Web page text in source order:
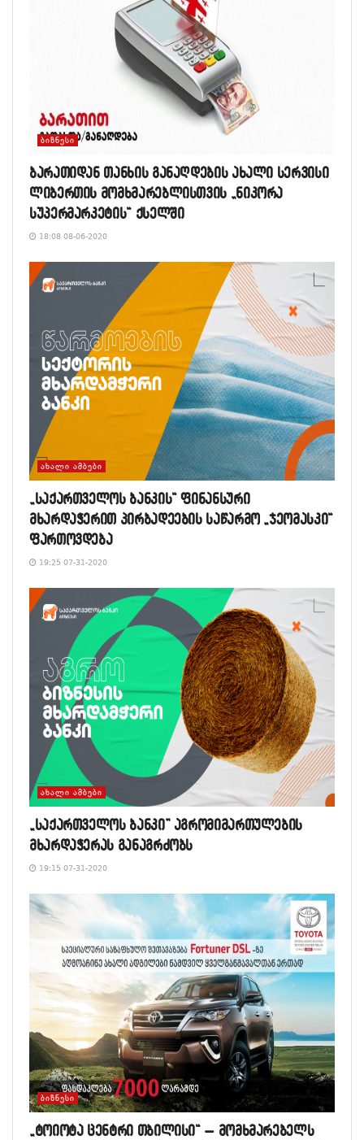
ᲑᲘᲖᲜᲔᲡᲘ
ბარათიდან თანხის განაღდების ახალი სერვისი
ლიბერთის მომხმარებლისთვის „ნიკორა
სუპერმარკეტის“ ქსელში
18:08 08-06-2020
ᲐᲮᲐᲚᲘ ᲐᲛᲑᲔᲑᲘ
„საქართველოს ბანკის“ ფინანსური
მხარდაჭერით პირბადეების საწარმო „ჯეომასკი“
ფართოვდება
19:25 07-31-2020
ᲐᲮᲐᲚᲘ ᲐᲛᲑᲔᲑᲘ
„საქართველოს ბანკი” აგრომიმართულების
მხარდაჭერას განაგრძობს
19:15 07-31-2020
ᲑᲘᲖᲜᲔᲡᲘ
„ტოიოტა ცენტრი თბილისი“ – მომხმარებელს